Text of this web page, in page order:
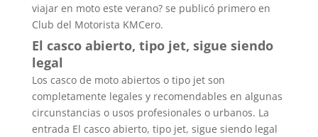
viajar en moto este verano? se publicó primero en
Club del Motorista KMCero.
El casco abierto, tipo jet, sigue siendo
legal
Los casco de moto abiertos o tipo jet son
completamente legales y recomendables en algunas
circunstancias o usos profesionales o urbanos. La
entrada El casco abierto, tipo jet, sigue siendo legal